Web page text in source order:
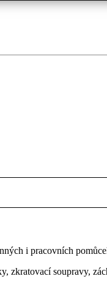
i pracovních
zkratovací soupravy,